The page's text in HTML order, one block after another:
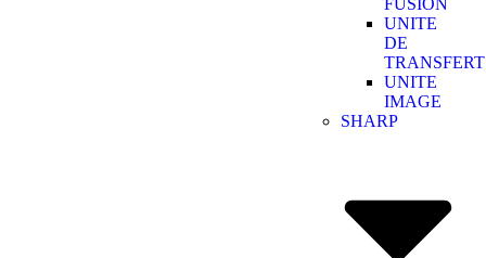
FUSION
UNITE
DE
TRANSFERT
UNITE
IMAGE
SHARP